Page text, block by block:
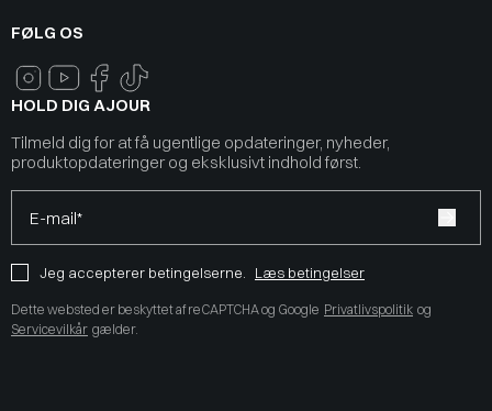
FØLG OS
HOLD DIG AJOUR
Tilmeld dig for at få ugentlige opdateringer, nyheder,
produktopdateringer og eksklusivt indhold først.
E-mail*
Jeg accepterer betingelserne. Læs betingelser
Dette websted er beskyttet af reCAPTCHA og Google Privatlivspolitik og
Servicevilkår gælder.